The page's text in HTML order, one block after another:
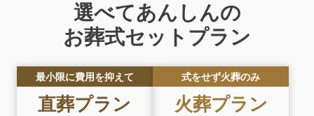
選べてあんしんの
お葬式セットプラン
最小限に費用を抑えて
直葬プラン
式をせず火葬のみ
火葬プラン